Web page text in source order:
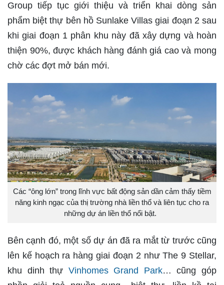
Group tiếp tục giới thiệu và triển khai dòng sản
phẩm biệt thự bên hồ Sunlake Villas giai đoạn 2 sau
khi giai đoạn 1 phân khu này đã xây dựng và hoàn
thiện 90%, được khách hàng đánh giá cao và mong
chờ các đợt mở bán mới.
Các “ông lớn” trong lĩnh vực bất động sản dần cảm thấy tiềm
năng kinh ngạc của thị trường nhà liền thổ và liên tục cho ra
những dự án liền thổ nổi bật.
Bên cạnh đó, một số dự án đã ra mắt từ trước cũng
lên kế hoạch ra hàng giai đoạn 2 như The 9 Stellar,
khu dinh thự Vinhomes Grand Park… cũng góp